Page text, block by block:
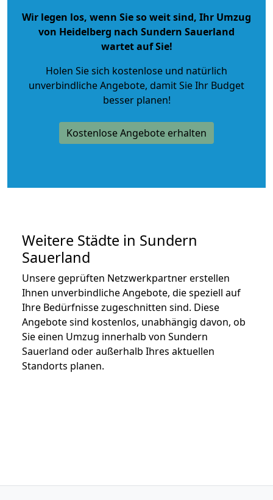
Wir legen los, wenn Sie so weit sind, Ihr Umzug
von Heidelberg nach Sundern Sauerland
wartet auf Sie!
Holen Sie sich kostenlose und natürlich
unverbindliche Angebote, damit Sie Ihr Budget
besser planen!
Kostenlose Angebote erhalten
Weitere Städte in Sundern
Sauerland
Unsere geprüften Netzwerkpartner erstellen
Ihnen unverbindliche Angebote, die speziell auf
Ihre Bedürfnisse zugeschnitten sind. Diese
Angebote sind kostenlos, unabhängig davon, ob
Sie einen Umzug innerhalb von Sundern
Sauerland oder außerhalb Ihres aktuellen
Standorts planen.